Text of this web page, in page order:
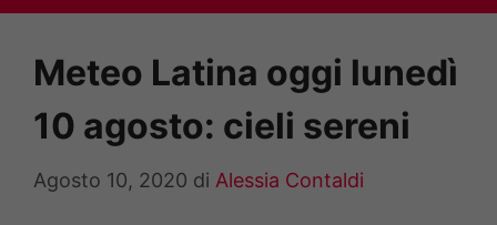
Meteo Latina oggi lunedì
10 agosto: cieli sereni
Agosto 10, 2020 di Alessia Contaldi